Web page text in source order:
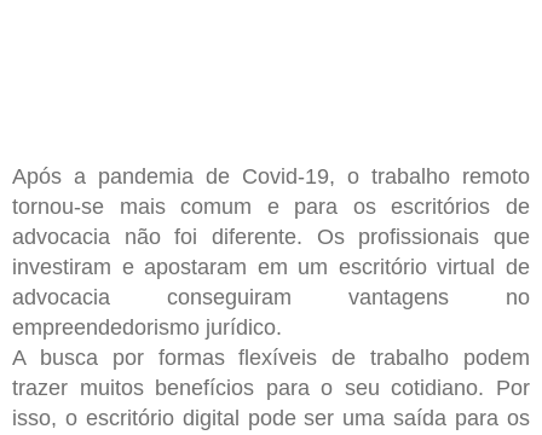
Após a pandemia de Covid-19, o trabalho remoto
tornou-se mais comum e para os escritórios de
advocacia não foi diferente. Os profissionais que
investiram e apostaram em um escritório virtual de
advocacia conseguiram vantagens no
empreendedorismo jurídico.
A busca por formas flexíveis de trabalho podem
trazer muitos benefícios para o seu cotidiano. Por
isso, o escritório digital pode ser uma saída para os